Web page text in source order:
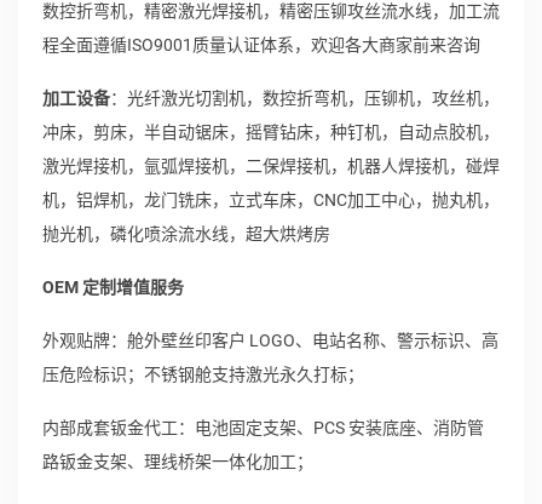
数控折弯机，精密激光焊接机，精密压铆攻丝流水线，加工流
程全面遵循ISO9001质量认证体系，欢迎各大商家前来咨询
加工设备：光纤激光切割机，数控折弯机，压铆机，攻丝机，
冲床，剪床，半自动锯床，摇臂钻床，种钉机，自动点胶机，
激光焊接机，氩弧焊接机，二保焊接机，机器人焊接机，碰焊
机，铝焊机，龙门铣床，立式车床，CNC加工中心，抛丸机，
抛光机，磷化喷涂流水线，超大烘烤房
OEM 定制增值服务
外观贴牌：舱外壁丝印客户 LOGO、电站名称、警示标识、高
压危险标识；不锈钢舱支持激光永久打标；
内部成套钣金代工：电池固定支架、PCS 安装底座、消防管
路钣金支架、理线桥架一体化加工；